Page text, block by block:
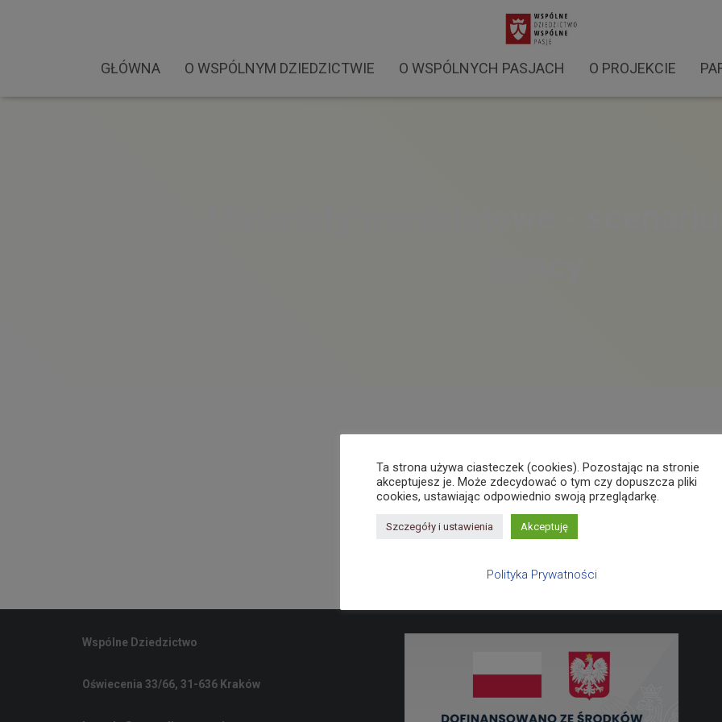
GŁÓWNA O WSPÓLNYM DZIEDZICTWIE O WSPÓLNYCH PASJACH O PROJEKCIE
Wspólne Dziedzictwo
Oświecenia 33/66, 31-636 Kraków
Ta strona używa ciasteczek (cookies). Pozostając na stronie
akceptujesz je. Może zdecydować o tym czy dopuszcza pliki
cookies, ustawiając odpowiednio swoją przeglądarkę.
Szczegóły i ustawienia Akceptuję
Polityka Prywatności